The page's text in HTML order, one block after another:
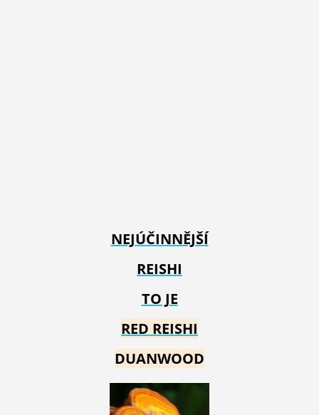
NEJÚČINNĚJŠÍ
REISHI
TO JE
RED REISHI
DUANWOOD